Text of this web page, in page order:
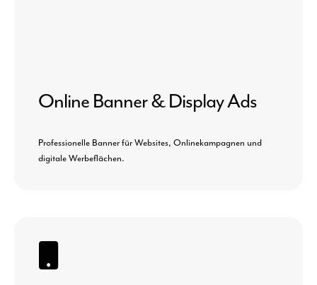
Online Banner & Display Ads
Professionelle Banner für Websites, Onlinekampagnen und
digitale Werbeflächen.